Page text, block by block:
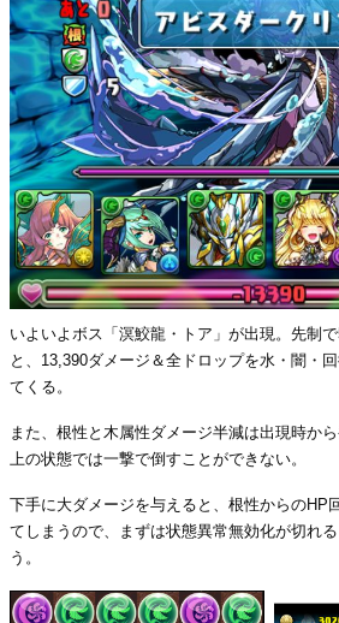
いよいよボス「溟鮫龍・トア」が出現。先制
と、13,390ダメージ＆全ドロップを水・闇・
てくる。
また、根性と木属性ダメージ半減は出現時か
上の状態では一撃で倒すことができない。
下手に大ダメージを与えると、根性からのHP
てしまうので、まずは状態異常無効化が切れ
う。